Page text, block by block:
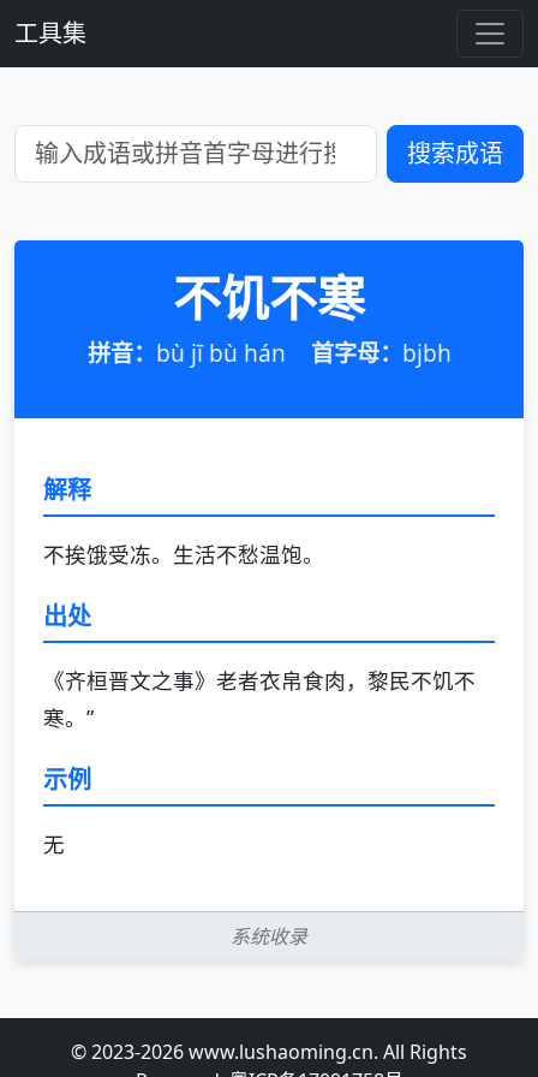
工具集
搜索成语
不饥不寒
拼音： bù jī bù hán 首字母： bjbh
解释
不挨饿受冻。生活不愁温饱。
出处
《齐桓晋文之事》老者衣帛食肉，黎民不饥不
寒。”
示例
无
系统收录
© 2023-2026 www.lushaoming.cn. All Rights